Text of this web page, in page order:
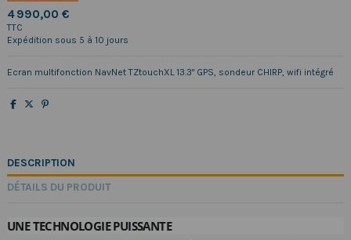
4 990,00 €
TTC
Expédition sous 5 à 10 jours
Ecran multifonction NavNet TZtouchXL 13.3" GPS, sondeur CHIRP, wifi intégré
DESCRIPTION
DÉTAILS DU PRODUIT
UNE TECHNOLOGIE PUISSANTE